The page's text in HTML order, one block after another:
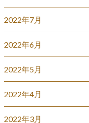
2022年7月
2022年6月
2022年5月
2022年4月
2022年3月